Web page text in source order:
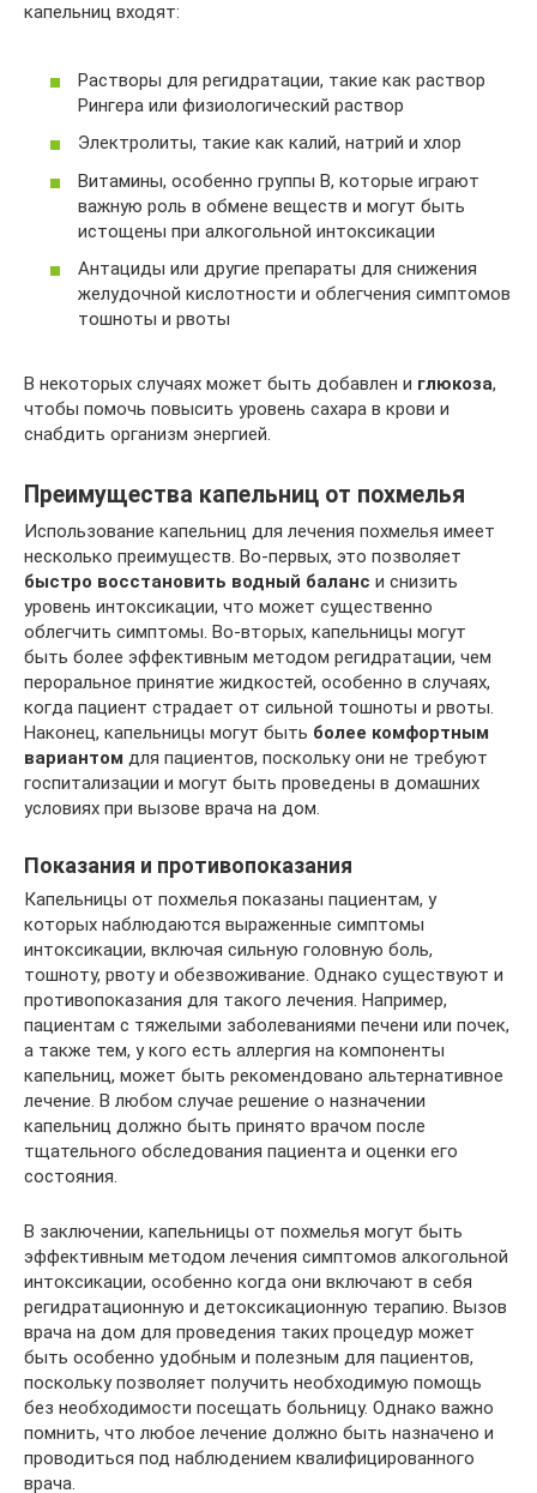
капельниц входят:
Растворы для регидратации, такие как раствор
Рингера или физиологический раствор
Электролиты, такие как калий, натрий и хлор
Витамины, особенно группы B, которые играют
важную роль в обмене веществ и могут быть
истощены при алкогольной интоксикации
Антациды или другие препараты для снижения
желудочной кислотности и облегчения симптомов
тошноты и рвоты
В некоторых случаях может быть добавлен и глюкоза,
чтобы помочь повысить уровень сахара в крови и
снабдить организм энергией.
Преимущества капельниц от похмелья
Использование капельниц для лечения похмелья имеет
несколько преимуществ. Во-первых, это позволяет
быстро восстановить водный баланс и снизить
уровень интоксикации, что может существенно
облегчить симптомы. Во-вторых, капельницы могут
быть более эффективным методом регидратации, чем
пероральное принятие жидкостей, особенно в случаях,
когда пациент страдает от сильной тошноты и рвоты.
Наконец, капельницы могут быть более комфортным
вариантом для пациентов, поскольку они не требуют
госпитализации и могут быть проведены в домашних
условиях при вызове врача на дом.
Показания и противопоказания
Капельницы от похмелья показаны пациентам, у
которых наблюдаются выраженные симптомы
интоксикации, включая сильную головную боль,
тошноту, рвоту и обезвоживание. Однако существуют и
противопоказания для такого лечения. Например,
пациентам с тяжелыми заболеваниями печени или почек,
а также тем, у кого есть аллергия на компоненты
капельниц, может быть рекомендовано альтернативное
лечение. В любом случае решение о назначении
капельниц должно быть принято врачом после
тщательного обследования пациента и оценки его
состояния.
В заключении, капельницы от похмелья могут быть
эффективным методом лечения симптомов алкогольной
интоксикации, особенно когда они включают в себя
регидратационную и детоксикационную терапию. Вызов
врача на дом для проведения таких процедур может
быть особенно удобным и полезным для пациентов,
поскольку позволяет получить необходимую помощь
без необходимости посещать больницу. Однако важно
помнить, что любое лечение должно быть назначено и
проводиться под наблюдением квалифицированного
врача.